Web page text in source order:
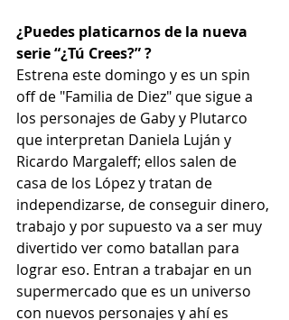
¿Puedes platicarnos de la nueva
serie “¿Tú Crees?” ?
Estrena este domingo y es un spin
off de "Familia de Diez" que sigue a
los personajes de Gaby y Plutarco
que interpretan Daniela Luján y
Ricardo Margaleff; ellos salen de
casa de los López y tratan de
independizarse, de conseguir dinero,
trabajo y por supuesto va a ser muy
divertido ver como batallan para
lograr eso. Entran a trabajar en un
supermercado que es un universo
con nuevos personajes y ahí es